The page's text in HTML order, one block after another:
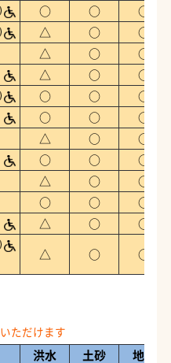
○ ○
○
△ ○
○
△ ○
○
△ ○
○
○ ○
○
○ ○
○
△ ○
○
○ ○
○
△ ○
○
○ ○
○
△ ○
○
△ ○ ○
洪水 土砂
地震